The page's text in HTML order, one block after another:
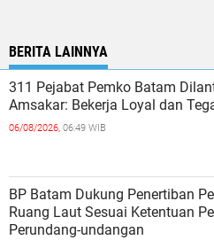
BERITA LAINNYA
311 Pejabat Pemko Batam
Amsakar: Bekerja Loyal dan
06/08/2026, 06:49 WIB
BP Batam Dukung Penertiban
Ruang Laut Sesuai Ketentuan
Perundang-undangan